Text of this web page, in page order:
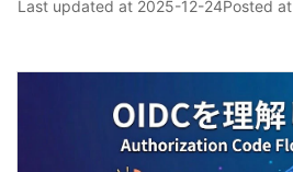
Last updated at 2025-12-24Posted at